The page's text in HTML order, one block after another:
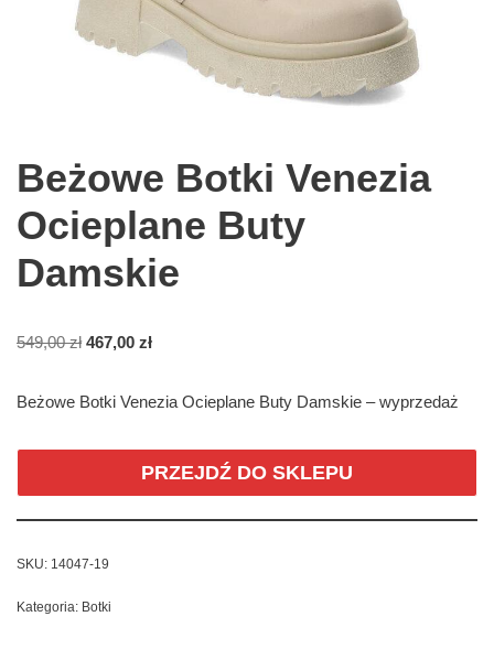
Beżowe Botki Venezia
Ocieplane Buty
Damskie
549,00zł 467,00 zł
Beżowe Botki Venezia Ocieplane Buty Damskie – wyprzedaż
PRZEJDŹ DO SKLEPU
SKU: 14047-19
Kategoria: Botki